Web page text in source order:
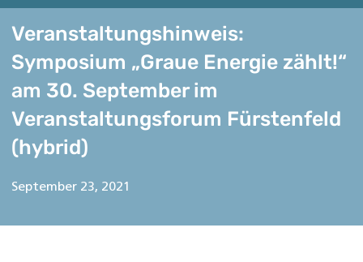
Veranstaltungshinweis:
Symposium „Graue Energie zählt!“
am 30. September im
Veranstaltungsforum Fürstenfeld
(hybrid)
September 23, 2021